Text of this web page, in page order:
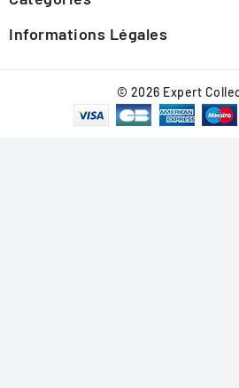
Informations Légales
© 2026 Expert